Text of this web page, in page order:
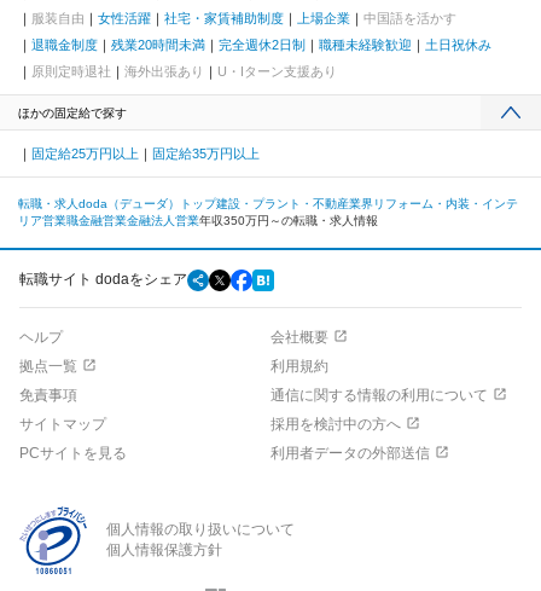
服装自由
女性活躍 社宅・家賃補助制度 上場企業
中国語を活かす
退職金制度
残業20時間未満 完全週休2日制 職種未経験歓迎
土日祝休み
原則定時退社
海外出張あり U・Iターン支援あり
ほかの固定給で探す
固定給25万円以上 固定給35万円以上
転職・求人doda（デューダ）トップ建設・プラント・不動産業界リフォーム・内装・インテ
リア営業職金融営業金融法人営業年収350万円～の転職・求人情報
転職サイト dodaをシェア
ヘルプ
会社概要
拠点一覧
利用規約
免責事項
通信に関する情報の利用について
サイトマップ
採用を検討中の方へ
PCサイトを見る
利用者データの外部送信
個人情報の取り扱いについて
個人情報保護方針